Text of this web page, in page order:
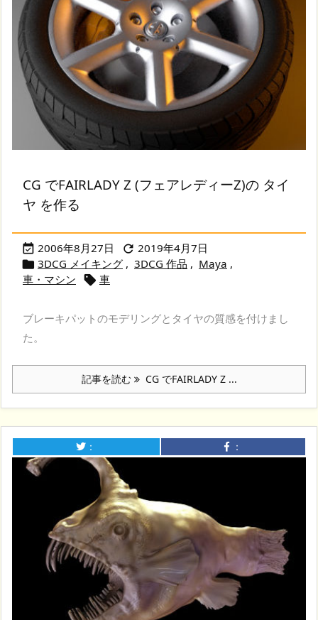
CG でFAIRLADY Z (フェアレディーZ)の タイ
ヤ を作る
 2006年8月27日  2019年4月7日
 3DCG メイキング , 3DCG 作品 , Maya ,
車・マシン
 車
ブレーキパットのモデリングとタイヤの質感を付けまし
た。
記事を読む CG でFAIRLADY Z ...
： ：